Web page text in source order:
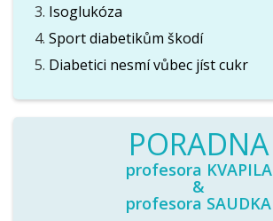
Isoglukóza
Sport diabetikům škodí
Diabetici nesmí vůbec jíst cukr
PORADNA
profesora KVAPILA
&
profesora SAUDKA